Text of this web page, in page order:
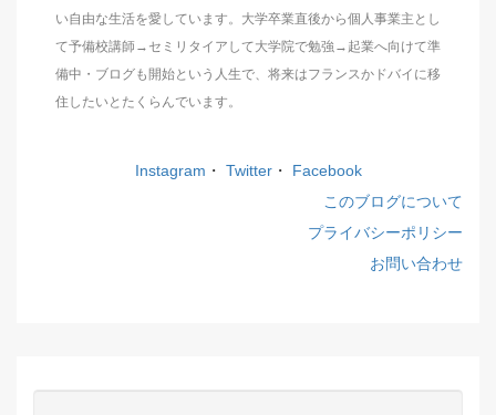
い自由な生活を愛しています。大学卒業直後から個人事業主とし
て予備校講師→セミリタイアして大学院で勉強→起業へ向けて準
備中・ブログも開始という人生で、将来はフランスかドバイに移
住したいとたくらんでいます。
Instagram ・ Twitter・
Facebook
このブログについて
プライバシーポリシー
お問い合わせ